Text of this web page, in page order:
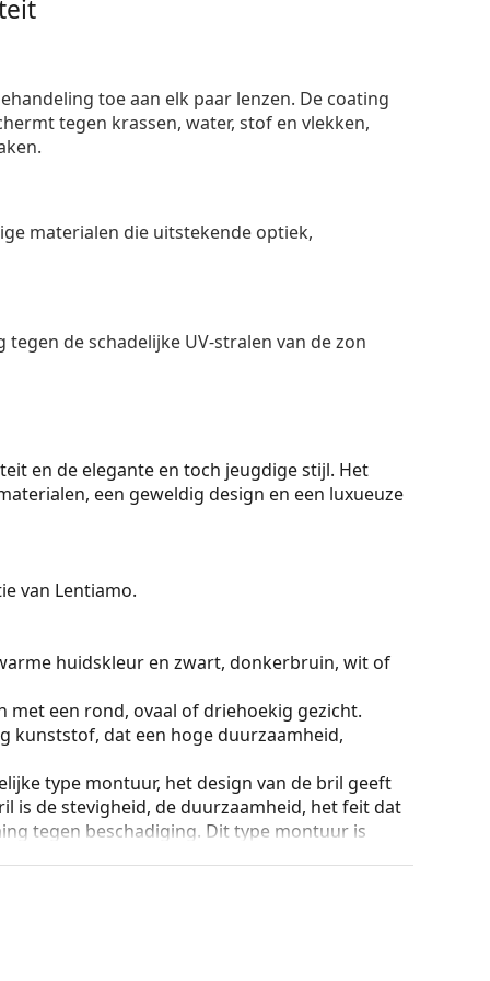
toe aan elk paar lenzen. De coating
tegen krassen, water, stof en vlekken,
materialen die uitstekende optiek,
de schadelijke UV-stralen van de zon
en de elegante en toch jeugdige stijl. Het
een geweldig design en een luxueuze
van Lentiamo.
huidskleur en zwart, donkerbruin, wit of
een rond, ovaal of driehoekig gezicht.
kunststof, dat een hoge duurzaamheid,
type montuur, het design van de bril geeft
is de stevigheid, de duurzaamheid, het feit dat
tegen beschadiging. Dit type montuur is
verzorgen van zonnebrillen. Sommige
van een doekje.